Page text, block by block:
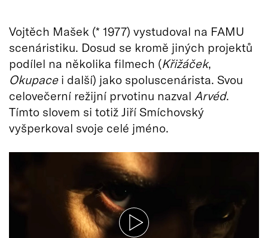
Vojtěch Mašek (* 1977) vystudoval na FAMU
scenáristiku. Dosud se kromě jiných projektů
podílel na několika filmech (Křižáček,
Okupacei další) jako spoluscenárista. Svou
celovečerní režijní prvotinu nazval Arvéd.
Tímto slovem si totiž Jiří Smíchovský
vyšperkoval svoje celé jméno.